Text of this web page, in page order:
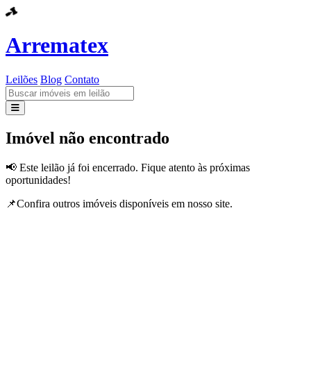
Arrematex
Leilões Blog Contato
Leilões
Imóvel não encontrado
📢 Este leilão já foi encerrado. Fique atento às próximas
oportunidades!
📌Confira outros imóveis disponíveis em nosso site.